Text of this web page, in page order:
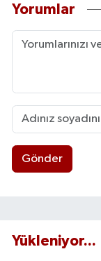
Yorumlar
Gönder
Yükleniyor...